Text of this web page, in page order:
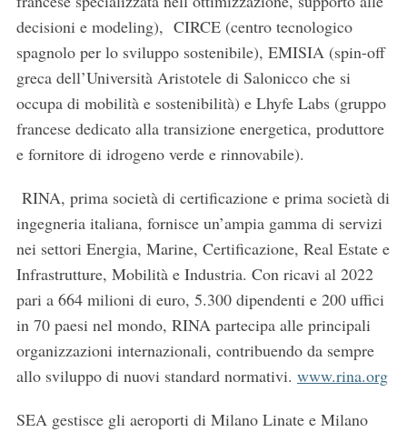
decisioni e modeling), CIRCE (centro tecnologico
spagnolo per lo sviluppo sostenibile), EMISIA (spin-off
greca dell’Università Aristotele di Salonicco che si
occupa di mobilità e sostenibilità) e Lhyfe Labs (gruppo
francese dedicato alla transizione energetica, produttore
e fornitore di idrogeno verde e rinnovabile).
RINA, prima società di certificazione e prima società di
ingegneria italiana, fornisce un’ampia gamma di servizi
nei settori Energia, Marine, Certificazione, Real Estate e
Infrastrutture, Mobilità e Industria. Con ricavi al 2022
pari a 664 milioni di euro, 5.300 dipendenti e 200 uffici
in 70 paesi nel mondo, RINA partecipa alle principali
organizzazioni internazionali, contribuendo da sempre
allo sviluppo di nuovi standard normativi. www.rina.org
SEA gestisce gli aeroporti di Milano Linate e Milano